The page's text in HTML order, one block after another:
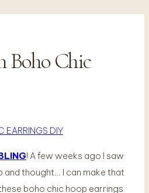
Boho Chic
! A few weeks ago I saw
and thought… I can make that
boho chic hoop earrings